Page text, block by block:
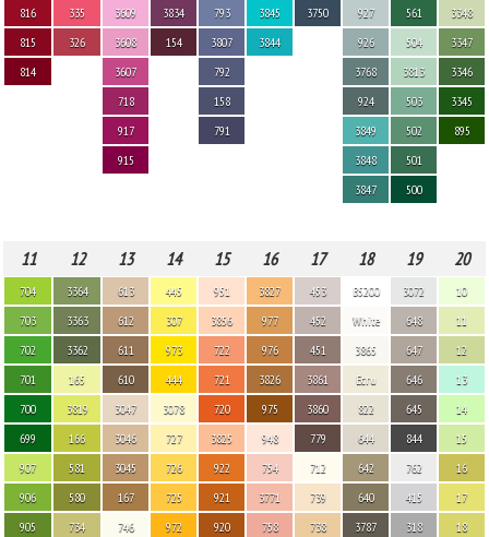
816
815
814
335
326
3609
3608
3607
718
917
915
3834
154
793
3807
792
158
791
3845
3844
3750
927
926
3768
924
3849
3848
3847
561
504
3813
503
502
501
500
3348
3347
3346
3345
895
11 12 13 14 15 16 17 18 19 20
704
703
702
701
700
699
907
906
905
3364
3363
3362
165
3819
166
581
580
734
613
612
611
610
3047
3046
3045
167
746
445
307
973
444
3078
727
726
725
972
951
3856
722
721
720
3825
922
921
920
3827
977
976
3826
975
948
754
3771
758
453
452
451
3861
3860
779
712
739
738
B5200
White
3865
Ecru
822
644
642
640
3787
3072
648
647
646
645
844
762
415
318
10
11
12
13
14
15
16
17
18